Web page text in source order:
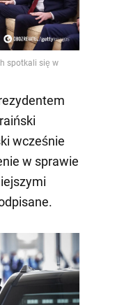
wcześnie
w sprawie